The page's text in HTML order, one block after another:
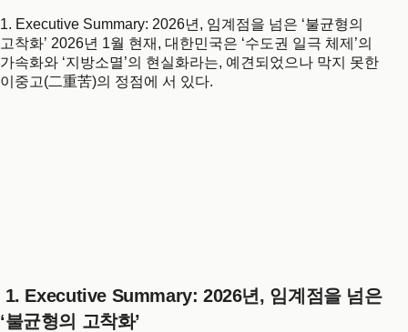
1. Executive Summary: 2026년, 임계점을 넘은 ‘불균형의
고착화’ 2026년 1월 현재, 대한민국은 ‘수도권 일극 체제’의
가속화와 ‘지방소멸’의 현실화라는, 예견되었으나 막지 못한
이중고(二重苦)의 정점에 서 있다.
1. Executive Summary: 2026년, 임계점을 넘은
‘불균형의 고착화’